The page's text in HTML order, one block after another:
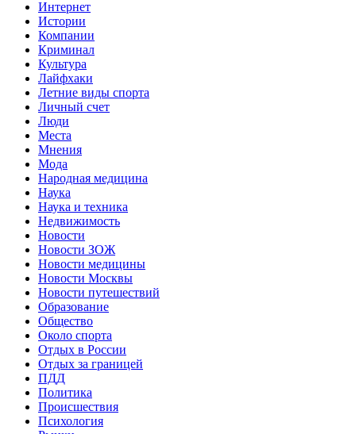
Интернет
Истории
Компании
Криминал
Культура
Лайфхаки
Летние виды спорта
Личный счет
Люди
Места
Мнения
Мода
Народная медицина
Наука
Наука и техника
Недвижимость
Новости
Новости ЗОЖ
Новости медицины
Новости Москвы
Новости путешествий
Образование
Общество
Около спорта
Отдых в России
Отдых за границей
ПДД
Политика
Происшествия
Психология